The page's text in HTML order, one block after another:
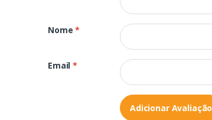
Nome*
Email*
Adicionar Avaliação